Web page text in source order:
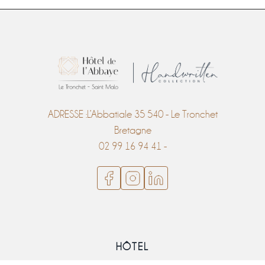
ADRESSE :L’Abbatiale 35 540 - Le Tronchet
Bretagne
02 99 16 94 41 -
HÔTEL